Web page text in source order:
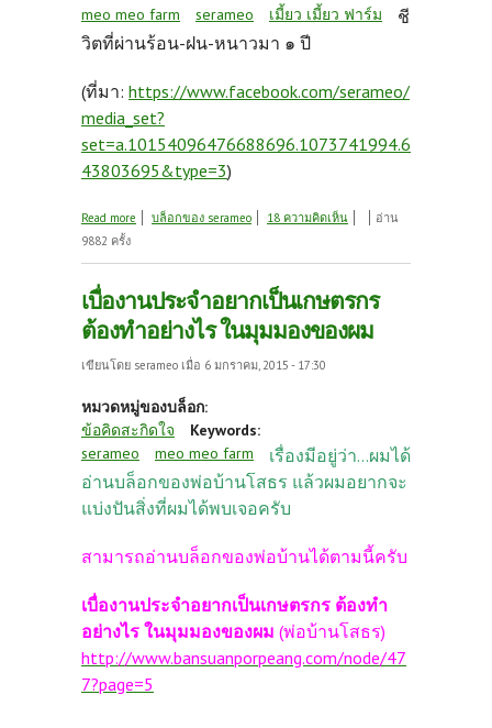
meo meo farm
serameo เมี้ยว เมี้ยว ฟาร์ม
ชี
วิตที่ผ่านร้อน-ฝน-หนาวมา ๑ ปี
(ที่มา: https://www.facebook.com/serameo/
media_set?
set=a.10154096476688696.1073741994.6
43803695&type=3)
Read more about ชีวิตที่ผ่านร้อน-ฝน-หนาวมา ๑ ปี
บล็อกของ serameo 18 ความคิดเห็น
อ่าน
9882 ครั้ง
เบื่องานประจำอยากเป็นเกษตรกร
ต้องทำอย่างไร ในมุมมองของผม
เขียนโดย serameo เมื่อ 6 มกราคม, 2015 - 17:30
หมวดหมู่ของบล็อก:
ข้อคิดสะกิดใจ
Keywords:
serameo
meo meo farm
เรื่องมีอยู่ว่า...ผมได้
อ่านบล็อกของพ่อบ้านโสธร แล้วผมอยากจะ
แบ่งปันสิ่งที่ผมได้พบเจอครับ
สามารถอ่านบล็อกของพ่อบ้านได้ตามนี้ครับ
เบื่องานประจำอยากเป็นเกษตรกร ต้องทำ
อย่างไร ในมุมมองของผม (พ่อบ้านโสธร)
http://www.bansuanporpeang.com/node/47
7?page=5